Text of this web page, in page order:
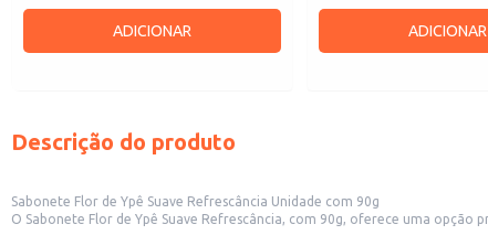
ADICIONAR ADICIONAR
Descrição do produto
Sabonete Flor de Ypê Suave Refrescância Unidade com 90g
O Sabonete Flor de Ypê Suave Refrescância, com 90g, oferece uma opção prática e eficiente para a higiene pessoal. Sua fórmula é adequada para o